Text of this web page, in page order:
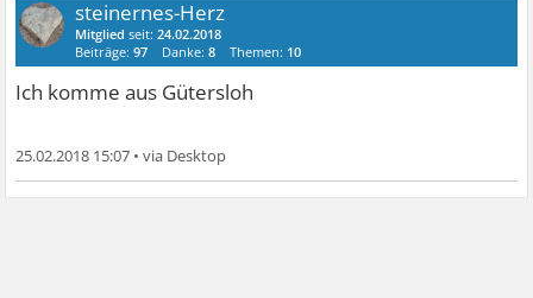
steinernes-Herz
Mitglied seit:24.02.2018
Beiträge:97 Danke:8 Themen: 10
Ich komme aus Gütersloh
25.02.2018 15:07 •